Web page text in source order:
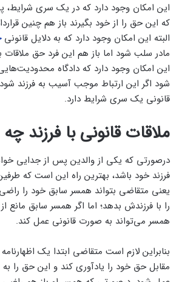
این امکان وجود دارد که در یک سری شرایط،
که این حق را از خود بگیرند باز هم چنین
البته این امکان وجود دارد که به دلایل قانونی
مادر سلب شود اما باز هم این فرد حق ملاقات با
این امکان وجود دارد که دادگاه
شود اگر این ارتباط موجب آسیب به فرزند شود.
قانونی یک سری شرایط دارد.
ملاقات قانونی با فرزند
درصورتی‌ که یکی از والدین پس از جدایی
فرزند خود باشد، بهترین راه این است که
یعنی متقاضی بتواند همسر سابق خود را راضی
را با فرزندش بدهد؛ اما اگر همسر سابق مانع
همسر می‌تواند به صورت قانونی عمل کند.
بنابراین لازم است متقاضی ابتدا یک
مقابل حق خود را یادآوری کند و این حق را به